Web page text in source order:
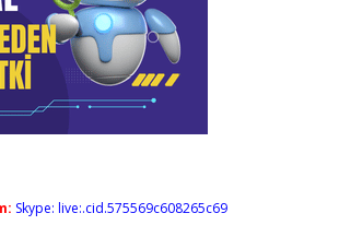
Skype: live:.cid.575569c608265c69